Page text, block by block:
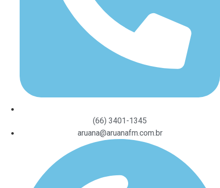
(66) 3401-1345
aruana@aruanafm.com.br